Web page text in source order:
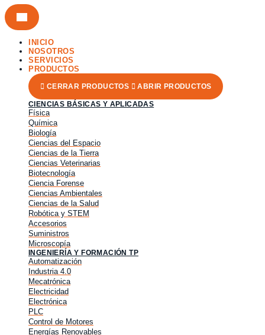
INICIO
NOSOTROS
SERVICIOS
PRODUCTOS
CERRAR PRODUCTOS ABRIR PRODUCTOS
CIENCIAS BÁSICAS Y APLICADAS
Física
Química
Biología
Ciencias del Espacio
Ciencias de la Tierra
Ciencias Veterinarias
Biotecnología
Ciencia Forense
Ciencias Ambientales
Ciencias de la Salud
Robótica y STEM
Accesorios
Suministros
Microscopía
INGENIERÍA Y FORMACIÓN TP
Automatización
Industria 4.0
Mecatrónica
Electricidad
Electrónica
PLC
Control de Motores
Energías Renovables